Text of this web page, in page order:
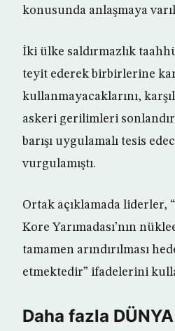
konusunda anlaşmaya
İki ülke saldırmazlık
teyit ederek birbirlerine
kullanmayacaklarını,
askeri gerilimleri
barışı uygulamalı tesis
vurgulamıştı.
Ortak açıklamada liderler,
Kore Yarımadası’nın
tamamen arındırılması
etmektedir” ifadelerini
Daha fazla DÜNYA